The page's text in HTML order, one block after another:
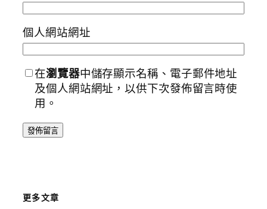
個人網站網址
在瀏覽器中儲存顯示名稱、電子郵件地址
及個人網站網址，以供下次發佈留言時使
用。
更多文章